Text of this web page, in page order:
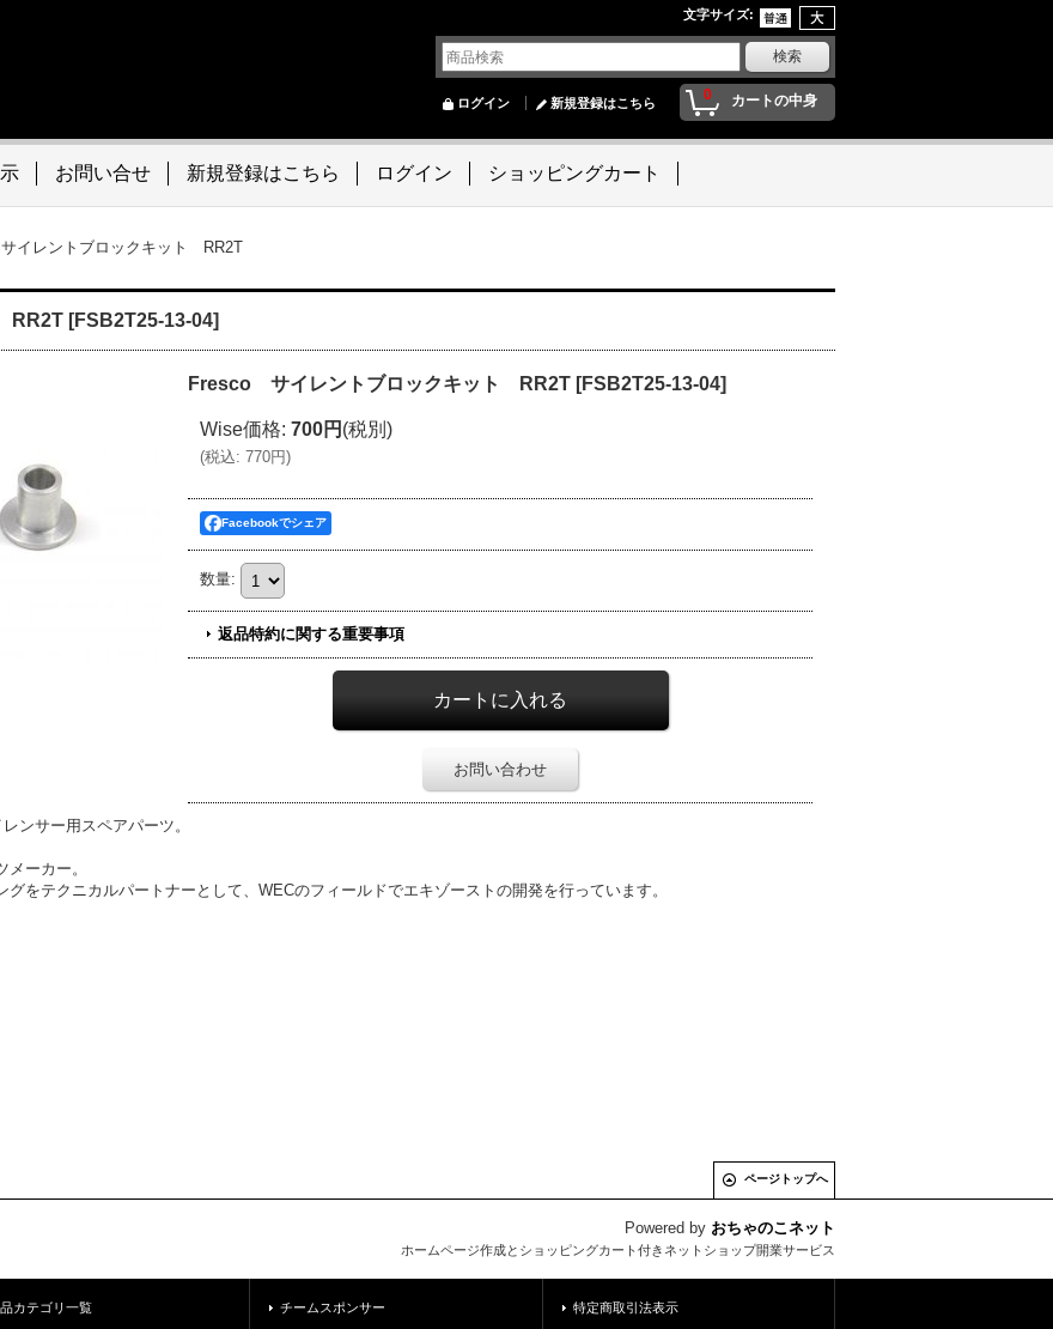
文字サイズ:
0 カートの中身
ログイン 新規登録はこちら
お問い合せ 新規登録はこちら ログイン ショッピングカート
イレントブロックキット RR2T
RR2T [FSB2T25-13-04]
Fresco サイレントブロックキット RR2T [FSB2T25-13-04]
Wise価格: 700円 (税別)
(税込: 770円)
Facebookでシェア
数量:
返品特約に関する重要事項
お問い合わせ
サー用スペアパーツ。
ーカー。
をテクニカルパートナーとして、WECのフィールドでエキゾーストの開発を行っています。
ページトップへ
Powered by おちゃのこネット
ホームページ作成とショッピングカート付きネットショップ開業サービス
カテゴリ一覧 チームスポンサー 特定商取引法表示